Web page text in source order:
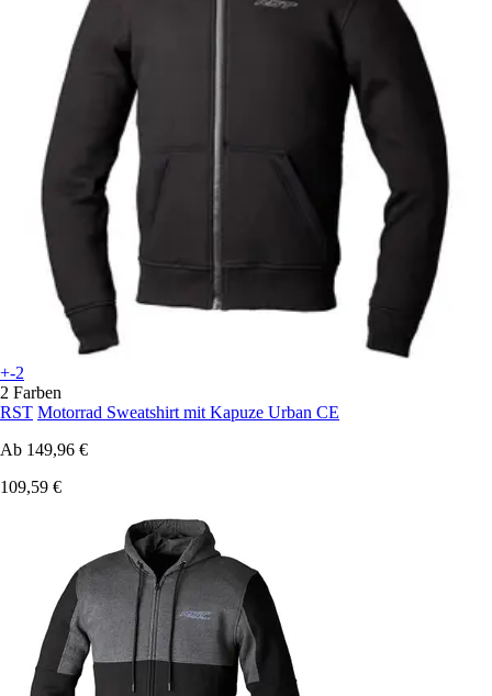
+-2
2 Farben
RST Motorrad Sweatshirt mit Kapuze Urban CE
Ab 149,96 €
109,59 €